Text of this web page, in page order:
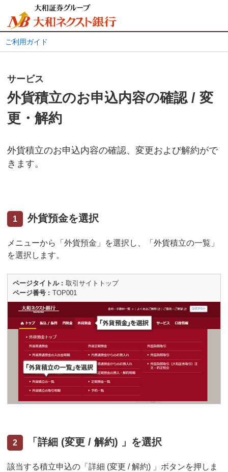
ご利用ガイド
サービス
外貨積立のお申込内容の確認 / 変
更・解約
外貨積立のお申込内容の確認、変更および解約がで
きます。
1 外貨預金を選択
メニューから「外貨預金」を選択し、「外貨積立の一覧」
を選択します。
ページタイトル
取引サイトトップ
ページ番号
TOP001
2 「詳細 (変更 / 解約) 」を選択
該当する積立申込の「詳細 (変更 / 解約) 」ボタンを押しま